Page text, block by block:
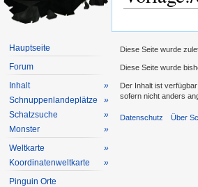
Hauptseite
Forum
Inhalt
»
Schnuppenlandeplätze
»
Schatzsuche
»
Monster
»
Weltkarte
»
Koordinatenweltkarte
»
Pinguin Orte
Diese Seite wurde
Diese Seite wurde
Der Inhalt ist
sofern nicht anders
Datenschutz Über